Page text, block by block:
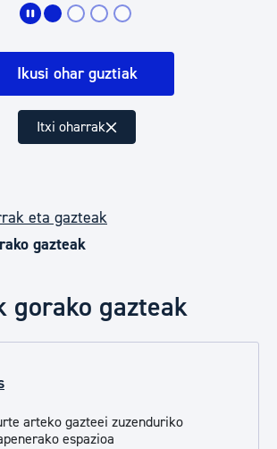
Ikusi ohar guztiak
Itxi oharrak
eta gazteak
gazteak
gorako gazteak
arteko gazteei zuzenduriko
espazioa